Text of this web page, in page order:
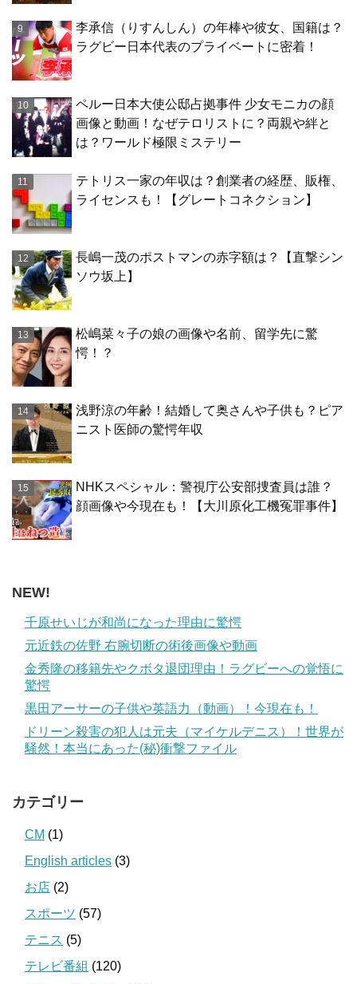
李承信（りすんしん）の年棒や彼女、国籍は？
ラグビー日本代表のプライベートに密着！
ペルー日本大使公邸占拠事件 少女モニカの顔
画像と動画！なぜテロリストに？両親や絆と
は？ワールド極限ミステリー
テトリス一家の年収は？創業者の経歴、販権、
ライセンスも！【グレートコネクション】
長嶋一茂のポストマンの赤字額は？【直撃シン
ソウ坂上】
松嶋菜々子の娘の画像や名前、留学先に驚
愕！？
浅野涼の年齢！結婚して奥さんや子供も？ピア
ニスト医師の驚愕年収
NHKスペシャル：警視庁公安部捜査員は誰？
顔画像や今現在も！【大川原化工機冤罪事件】
NEW!
千原せいじが和尚になった理由に驚愕
元近鉄の佐野 右腕切断の術後画像や動画
金秀隆の移籍先やクボタ退団理由！ラグビーへの覚悟に
驚愕
黒田アーサーの子供や英語力（動画）！今現在も！
ドリーン殺害の犯人は元夫（マイケルデニス）！世界が
騒然！本当にあった(秘)衝撃ファイル
カテゴリー
CM (1)
English articles (3)
お店 (2)
スポーツ (57)
テニス (5)
テレビ番組 (120)